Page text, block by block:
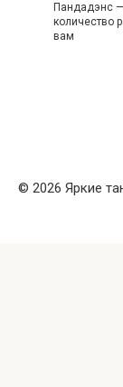
Пандадэнс
количество
вам
© 2026 Яркие